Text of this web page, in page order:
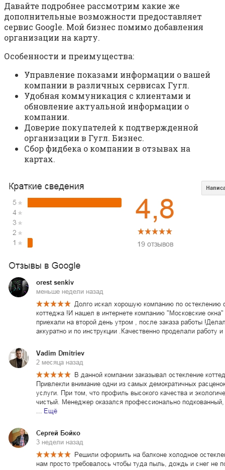
Давайте подробнее рассмотрим какие же
дополнительные возможности предоставляет
сервис Google. Мой бизнес помимо добавления
организации на карту.
Особенности и преимущества:
Управление показами информации о вашей
компании в различных сервисах Гугл.
Удобная коммуникация с клиентами и
обновление актуальной информации о
компании.
Доверие покупателей к подтвержденной
организации в Гугл. Бизнес.
Сбор фидбека о компании в отзывах на
картах.